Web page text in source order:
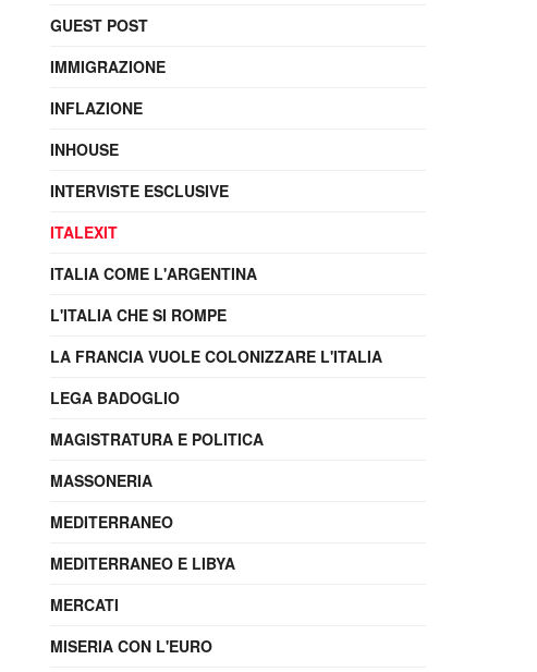
GUEST POST
IMMIGRAZIONE
INFLAZIONE
INHOUSE
INTERVISTE ESCLUSIVE
ITALEXIT
ITALIA COME L'ARGENTINA
L'ITALIA CHE SI ROMPE
LA FRANCIA VUOLE COLONIZZARE L'ITALIA
LEGA BADOGLIO
MAGISTRATURA E POLITICA
MASSONERIA
MEDITERRANEO
MEDITERRANEO E LIBYA
MERCATI
MISERIA CON L'EURO